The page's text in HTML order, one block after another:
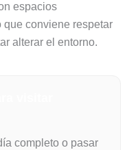
espacios
conviene respetar
alterar el entorno.
completo o pasar